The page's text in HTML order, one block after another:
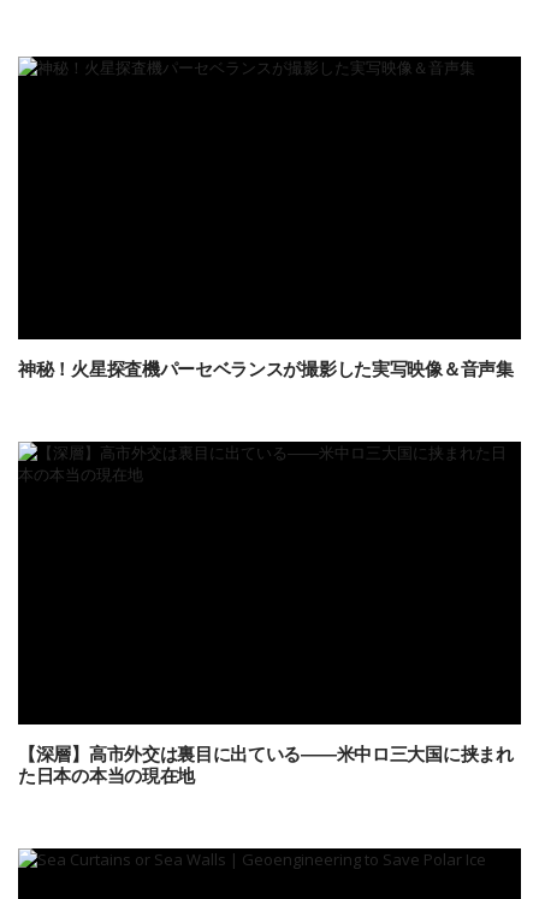
神秘！火星探査機パーセベランスが撮影した実写映像＆音声集
【深層】高市外交は裏目に出ている――米中ロ三大国に挟まれ
た日本の本当の現在地